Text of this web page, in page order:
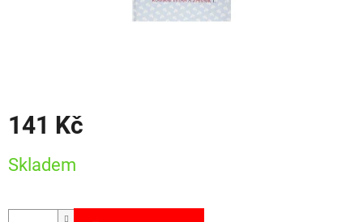
141 Kč
cena:
Skladem